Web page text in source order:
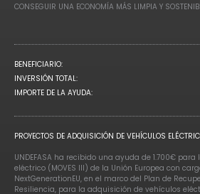
CONSEGUIR UNA ECONOMÍA MÁS LIMPIA Y
BENEFICIARIO:
INVERSIÓN TOTAL:
IMPORTE DE LA AYUDA:
PROYECTOS DE ADQUISICIÓN DE VEHÍCULOS
UNDEFASA ha recibido una ayuda de 1.700€
eléctrico (MOVES III) de la Unión Europea con
NextGenerationEU, en el marco del Plan de
Resiliencia, para la adquisición de vehículos